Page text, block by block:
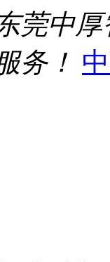
莞中
务！